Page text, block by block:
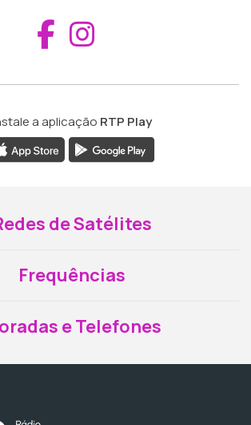
Aceder ao
a aplicação RTP Play
de Satélites
Frequências
e Telefones